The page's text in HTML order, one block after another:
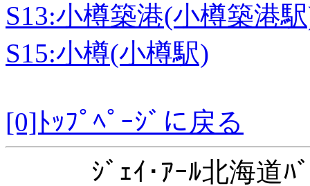
S13:小樽築港(小樽築港
S15:小樽(小樽駅)
[0]ﾄｯﾌﾟﾍﾟｰｼﾞに戻る
ｼﾞｪｲ･ｱｰﾙ北海道